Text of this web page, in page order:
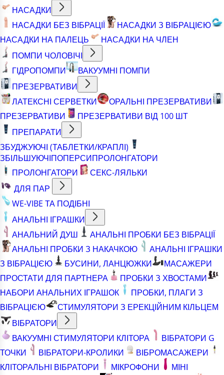
НАСАДКИ
НАСАДКИ БЕЗ ВІБРАЦІЇ
НАСАДКИ З ВІБРАЦІЄЮ
НАСАДКИ НА ПАЛЕЦЬ
НАСАДКИ НА ЧЛЕН
ПОМПИ ЧОЛОВІЧІ
ГІДРОПОМПИ
ВАКУУМНІ ПОМПИ
ПРЕЗЕРВАТИВИ
ЛАТЕКСНІ СЕРВЕТКИ
ОРАЛЬНІ ПРЕЗЕРВАТИВИ
ПРЕЗЕРВАТИВИ
ПРЕЗЕРВАТИВИ ВІД 100 ШТ
ПРЕПАРАТИ
ЗБУДЖУЮЧІ (ТАБЛЕТКИ/КРАПЛІ)
ЗБІЛЬШУЮЧІПОПЕРСИПРОЛОНГАТОРИ
ПРОЛОНГАТОРИ
СЕКС-ЛЯЛЬКИ
ДЛЯ ПАР
WE-VIBE ТА ПОДІБНІ
АНАЛЬНІ ІГРАШКИ
АНАЛЬНИЙ ДУШ
АНАЛЬНІ ПРОБКИ БЕЗ ВІБРАЦІЇ
АНАЛЬНІ ПРОБКИ З НАКАЧКОЮ
АНАЛЬНІ ІГРАШКИ
З ВІБРАЦІЄЮ
БУСИНИ, ЛАНЦЮЖКИ
МАСАЖЕРИ
ПРОСТАТИ ДЛЯ ПАРТНЕРА
ПРОБКИ З ХВОСТАМИ
НАБОРИ АНАЛЬНИХ ІГРАШОК
ПРОБКИ, ПЛАГИ З
ВІБРАЦІЄЮ
СТИМУЛЯТОРИ З ЕРЕКЦІЙНИМ КІЛЬЦЕМ
ВІБРАТОРИ
ВАКУУМНІ СТИМУЛЯТОРИ КЛІТОРА
ВІБРАТОРИ G
ТОЧКИ
ВІБРАТОРИ-КРОЛИКИ
ВІБРОМАСАЖЕРИ
КЛІТОРАЛЬНІ ВІБРАТОРИ
МІКРОФОНИ
МІНІ